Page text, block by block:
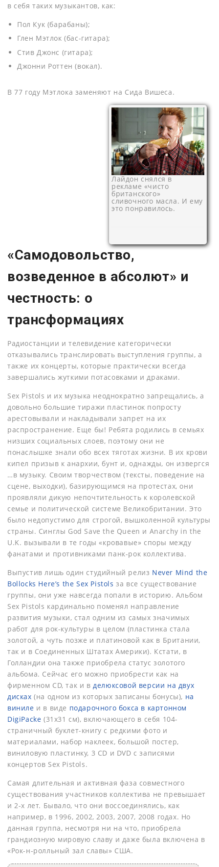
в себя таких музыкантов, как:
Пол Кук (барабаны);
Глен Мэтлок (бас-гитара);
Стив Джонс (гитара);
Джонни Роттен (вокал).
В 77 году Мэтлока заменяют на Сида Вишеса.
Лайдон снялся в
рекламе «чисто
британского»
сливочного масла. И ему
это понравилось.
«Самодовольство,
возведенное в абсолют» и
честность: о
трансформациях
Радиостанции и телевидение категорически
отказывались транслировать выступления группы, а
также их концерты, которые практически всегда
завершались жуткими потасовками и драками.
Sex Pistols и их музыка неоднократно запрещались, а
довольно большие тиражи пластинок попросту
арестовывали и накладывали запрет на их
распространение. Еще бы! Ребята родились в семьях
низших социальных слоев, поэтому они не
понаслышке знали обо всех тяготах жизни. В их крови
кипел призыв к анархии, бунт и, однажды, он извергся
…в музыку. Своим творчеством (тексты, поведение на
сцене, выходки), базирующимся на протестах, они
проявляли дикую непочтительность к королевской
семье и политической системе Великобритании. Это
было недопустимо для строгой, вышколенной культуры
страны. Синглы God Save the Queen и Anarchy in the
U.K. вызывали в те годы «кровавые» споры между
фанатами и противниками панк-рок коллектива.
Выпустив лишь один студийный релиз Never Mind the
Bollocks Here’s the Sex Pistols за все существование
группы, они уже навсегда попали в историю. Альбом
Sex Pistols кардинально поменял направление
развития музыки, стал одним из самых значимых
работ для рок-культуры в целом (пластинка стала
золотой, а чуть позже и платиновой как в Британии,
так и в Соединенных Штатах Америки). Кстати, в
Голландии она также приобрела статус золотого
альбома. Сейчас его можно приобрести как на
фирменном CD, так и вделюксовой версии на двух
дисках (на одном из которых записаны бонусы), на
виниле и в виде подарочного бокса в картонном
DigiPackе (31х31 см), включающего в себя 104-
страничный буклет-книгу с редкими фото и
материалами, набор наклеек, большой постер,
виниловую пластинку, 3 CD и DVD с записями
концертов Sex Pistols.
Самая длительная и активная фаза совместного
существования участников коллектива не превышает
и 2-х лет. Бывало, что они воссоединялись, как
например, в 1996, 2002, 2003, 2007, 2008 годах. Но
данная группа, несмотря ни на что, приобрела
грандиозную мировую славу и даже была включена в
«Рок-н-ролльный зал славы» США.